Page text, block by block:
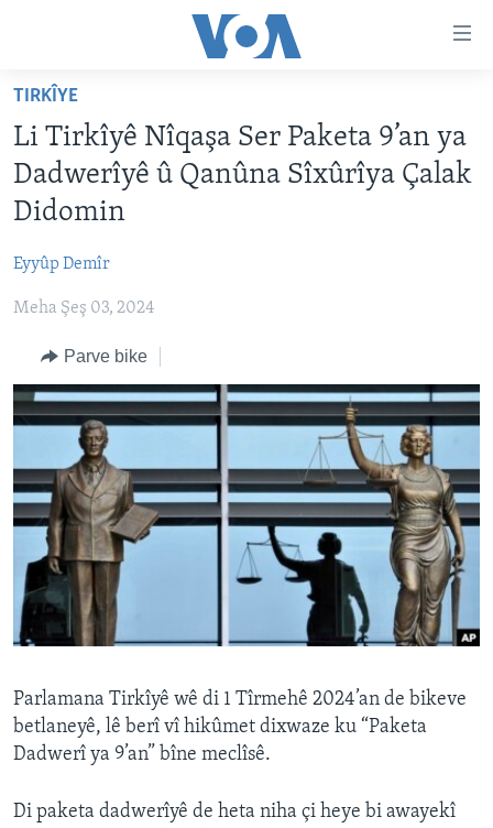
Yekser
naveroka
serekî
Yekser
here
Malpera
serekî
Yekser
Lêgerînê
DESTPÊK
NÛÇE
VÎDYO GALERÎ
RADYO
HEVPEYVÎN
HERÊMÊN KURDAN
TIRKÎYE
SÛRÎYE
ÎRAQ
ÎRAN
ROJHILATA NAVÎN
CÎHAN
ÇAND Û HUNER
SERNIVÎS
SORANÎ
Learning English
FOLLOW US
Zimanên Din
TIRKÎYE
Li Tirkîyê Nîqaşa Ser Paketa 9’an ya
Dadwerîyê û Qanûna Sîxûrîya Çalak
Didomin
Eyyûp Demîr
Meha Şeş 03, 2024
Parve bike
Parlamana Tirkîyê wê di 1 Tîrmehê 2024’an de bikeve
betlaneyê, lê berî vî hikûmet dixwaze ku “Paketa
Dadwerî ya 9’an” bîne meclîsê.
Di paketa dadwerîyê de heta niha çi heye bi awayekî